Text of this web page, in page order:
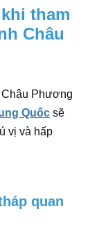
tham
Châu
Châu Phương
Quốc sẽ
vị và hấp
quan